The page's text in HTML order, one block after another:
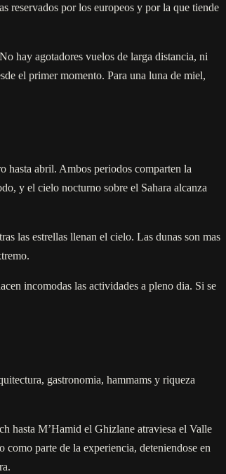
reservados por los europeos y por la que tiende
hay agotadores vuelos de larga distancia, ni
el primer momento. Para una luna de miel,
hasta abril. Ambos periodos comparten la
y el cielo nocturno sobre el Sahara alcanza
las estrellas llenan el cielo. Las dunas son mas
incomodas las actividades a pleno dia. Si se
gastronomia, hammams y riqueza
hasta M’Hamid el Ghizlane atraviesa el Valle
parte de la experiencia, deteniendose en